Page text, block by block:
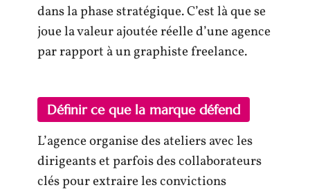
dans la phase stratégique. C’est là que se
joue la valeur ajoutée réelle d’une agence
par rapport à un graphiste freelance.
Définir ce que la marque défend
L’agence organise des ateliers avec les
dirigeants et parfois des collaborateurs
clés pour extraire les convictions